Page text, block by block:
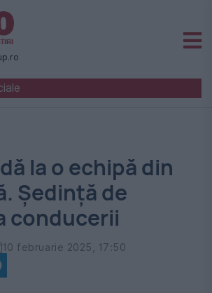
la o echipă din
Ședință de
conducerii
10 februarie 2025, 17:50